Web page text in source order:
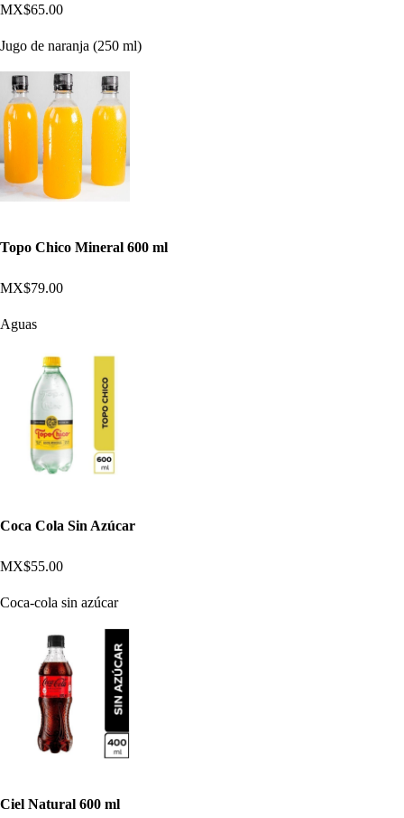
MX$65.00
Jugo de naranja (250 ml)
Topo Chico Mineral 600 ml
MX$79.00
Aguas
Coca Cola Sin Azúcar
MX$55.00
Coca-cola sin azúcar
Ciel Natural 600 ml